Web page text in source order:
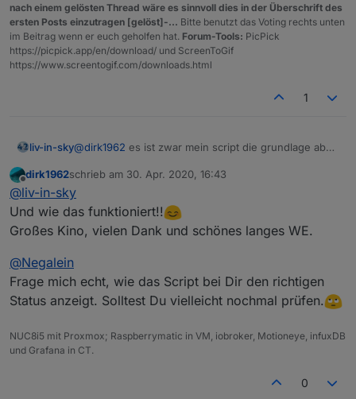
nach einem gelösten Thread wäre es sinnvoll dies in der Überschrift des
ersten Posts einzutragen [gelöst]-... Bitte benutzt das Voting rechts unten
im Beitrag wenn er euch geholfen hat. Forum-Tools: PicPick
https://picpick.app/en/download/ und ScreenToGif
https://www.screentogif.com/downloads.html
1
liv-in-sky@dirk1962 es ist zwar mein script die grundlage aber
das hier macht wenig sinn
$('tr-064.*.devices.*.lastMAC-
        var ida = id.split('.');
val0=val0help.replace(/(.+)
die last macadress ist nicht wichtig fürden status ob
else{val2=symbolOK} setzt die dritte spalte aber der
wert ist kein boolean - daher ändert sich auch nix
versuch mal:
        var ida = id.split('.');
let
diese zeile ersetzen:
if (getState(id).val==false)
Offline
dirk1962schrieb am 30. Apr. 2020, 16:43
zuletzt editiert von
@liv-in-sky
Und wie das funktioniert!!
Großes Kino, vielen Dank und schönes langes WE.
@Negalein
Frage mich echt, wie das Script bei Dir den richtigen
Status anzeigt. Solltest Du vielleicht nochmal prüfen.
NUC8i5 mit Proxmox; Raspberrymatic in VM, iobroker, Motioneye, infuxDB
und Grafana in CT.
0